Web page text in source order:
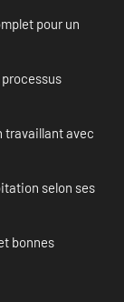
pour un
travaillant avec
selon ses
bonnes